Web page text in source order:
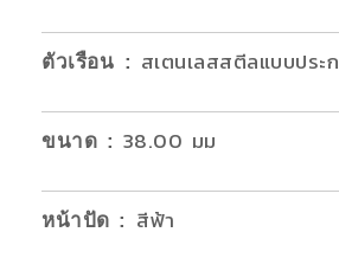
ตัวเรือน : สเตนเลสสตีลแบบประ
ขนาด : 38.00 มม
หน้าปัด : สีฟ้า